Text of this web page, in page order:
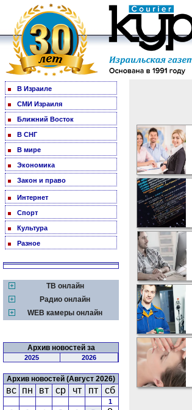
В Израиле
СМИ Израиля
Ближний Восток
В СНГ
В мире
Экономика
Закон и право
Интернет
Спорт
Культура
Разное
ТВ онлайн
Радио онлайн
WEB камеры онлайн
Архив новостей за
2025 2026
Архив новостей (Август 2026)
вс пн вт ср чт пт сб
1